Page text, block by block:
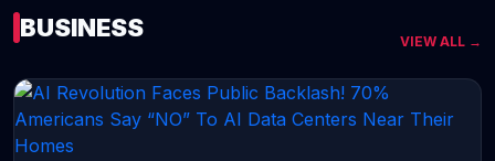
CONTINUE READING →
BUSINESS VIEW ALL →